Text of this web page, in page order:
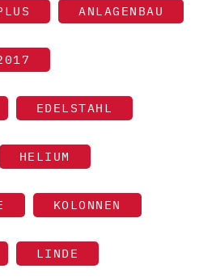
ANLAGENBAU
EDELSTAHL
HELIUM
KOLONNEN
LINDE